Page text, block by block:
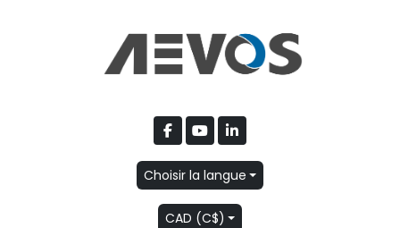
facebook
youtubelinkedin
Choisir la langue
CAD (C$)